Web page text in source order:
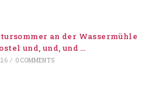
an der Wassermühle
und, und, und …
/ 0 COMMENTS